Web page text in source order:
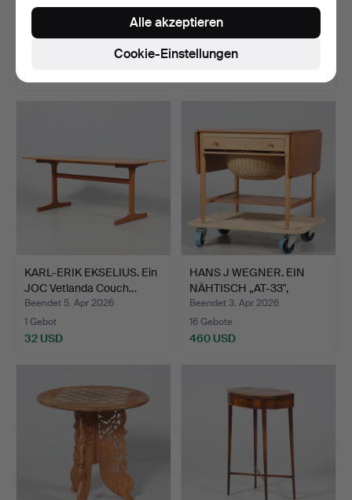
NACHTTISCH, Rokoko-Stil,
Beendet 10. Apr 2026
KAFFEETISCH MIT
ZEITUNGSSTÄNDER,
1950/60ER.
Beendet 7. Apr 2026
1 Gebot
KARL-ERIK EKSELIUS. Ein
JOC Vetlanda Couch…
Beendet 5. Apr 2026
1 Gebot
32 USD
HANS J WEGNER. EIN
NÄHTISCH „AT-33",
Andre…
Beendet 3. Apr 2026
16 Gebote
460 USD
Cookie-Einstellungen
Alle akzeptieren